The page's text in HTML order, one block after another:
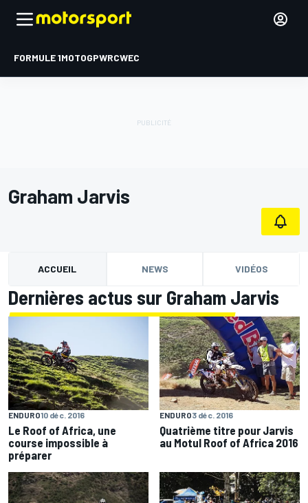
FORMULE 1MOTOGPWRCWEC
Graham Jarvis
ACCUEIL NEWS VIDÉOS
Dernières actus sur Graham Jarvis
ENDURO10 déc. 2016
Le Roof of Africa, une
course impossible à
préparer
ENDURO3 déc. 2016
Quatrième titre pour Jarvis
au Motul Roof of Africa 2016